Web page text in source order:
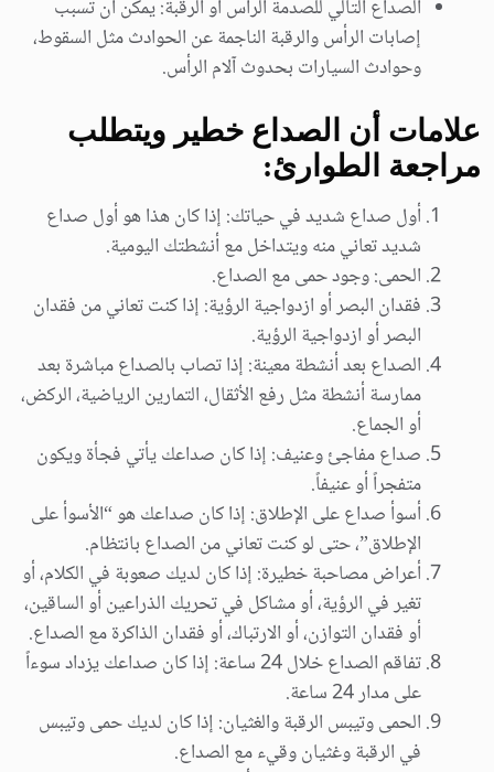
الصداع التالي للصدمة الرأس أو الرقبة: يمكن أن تسبب
إصابات الرأس والرقبة الناجمة عن الحوادث مثل السقوط،
وحوادث السيارات بحدوث آلام الرأس.
علامات أن الصداع خطير ويتطلب
مراجعة الطوارئ:
أول صداع شديد في حياتك: إذا كان هذا هو أول صداع
شديد تعاني منه ويتداخل مع أنشطتك اليومية.
الحمى: وجود حمى مع الصداع.
فقدان البصر أو ازدواجية الرؤية: إذا كنت تعاني من فقدان
البصر أو ازدواجية الرؤية.
الصداع بعد أنشطة معينة: إذا تصاب بالصداع مباشرة بعد
ممارسة أنشطة مثل رفع الأثقال، التمارين الرياضية، الركض،
أو الجماع.
صداع مفاجئ وعنيف: إذا كان صداعك يأتي فجأة ويكون
متفجراً أو عنيفاً.
أسوأ صداع على الإطلاق: إذا كان صداعك هو “الأسوأ على
الإطلاق”، حتى لو كنت تعاني من الصداع بانتظام.
أعراض مصاحبة خطيرة: إذا كان لديك صعوبة في الكلام، أو
تغير في الرؤية، أو مشاكل في تحريك الذراعين أو الساقين،
أو فقدان التوازن، أو الارتباك، أو فقدان الذاكرة مع الصداع.
تفاقم الصداع خلال 24 ساعة: إذا كان صداعك يزداد سوءاً
على مدار 24 ساعة.
الحمى وتيبس الرقبة والغثيان: إذا كان لديك حمى وتيبس
في الرقبة وغثيان وقيء مع الصداع.